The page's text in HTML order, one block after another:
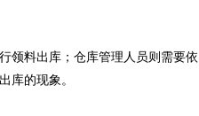
领料出库；仓库管理人员则需要依
库的现象。